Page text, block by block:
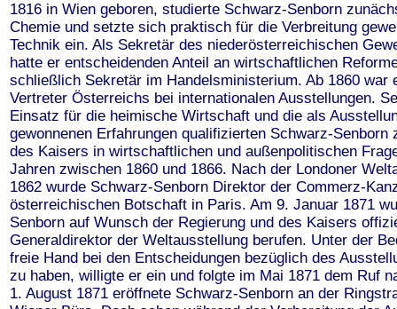
1816 in Wien geboren, studierte Schwarz-Senborn
Chemie und setzte sich praktisch für die Verbreitung
Technik ein. Als Sekretär des niederösterreichischen
hatte er entscheidenden Anteil an wirtschaftlichen
schließlich Sekretär im Handelsministerium. Ab 1860 war
Vertreter Österreichs bei internationalen Ausstellungen.
Einsatz für die heimische Wirtschaft und die als
gewonnenen Erfahrungen qualifizierten Schwarz-Senborn
des Kaisers in wirtschaftlichen und außenpolitischen
Jahren zwischen 1860 und 1866. Nach der Londoner
1862 wurde Schwarz-Senborn Direktor der Commerz-
österreichischen Botschaft in Paris. Am 9. Januar 1871
Senborn auf Wunsch der Regierung und des Kaisers
Generaldirektor der Weltausstellung berufen. Unter der
freie Hand bei den Entscheidungen bezüglich des
zu haben, willigte er ein und folgte im Mai 1871 dem Ruf
1. August 1871 eröffnete Schwarz-Senborn an der